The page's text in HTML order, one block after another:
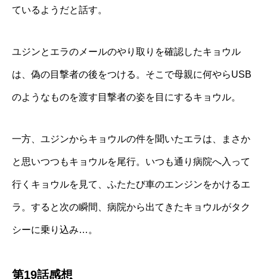
ているようだと話す。
ユジンとエラのメールのやり取りを確認したキョウル
は、偽の目撃者の後をつける。そこで母親に何やらUSB
のようなものを渡す目撃者の姿を目にするキョウル。
一方、ユジンからキョウルの件を聞いたエラは、まさか
と思いつつもキョウルを尾行。いつも通り病院へ入って
行くキョウルを見て、ふたたび車のエンジンをかけるエ
ラ。すると次の瞬間、病院から出てきたキョウルがタク
シーに乗り込み…。
第19話感想